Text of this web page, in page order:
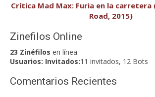
Crítica Mad Max: Furia en la carretera
Road, 2015)
Zinefilos Online
23 Zinéfilos en línea.
Usuarios: Invitados:11 invitados, 12 Bots
Comentarios Recientes